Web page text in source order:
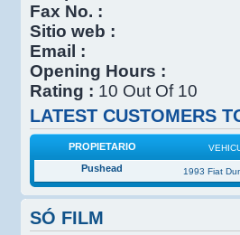
Fax No. :
Sitio web :
Email :
Opening Hours :
Rating : 10 Out Of 10
LATEST CUSTOMERS
PROPIETARIO
Pushead 1993 Fiat
SÓ FILM